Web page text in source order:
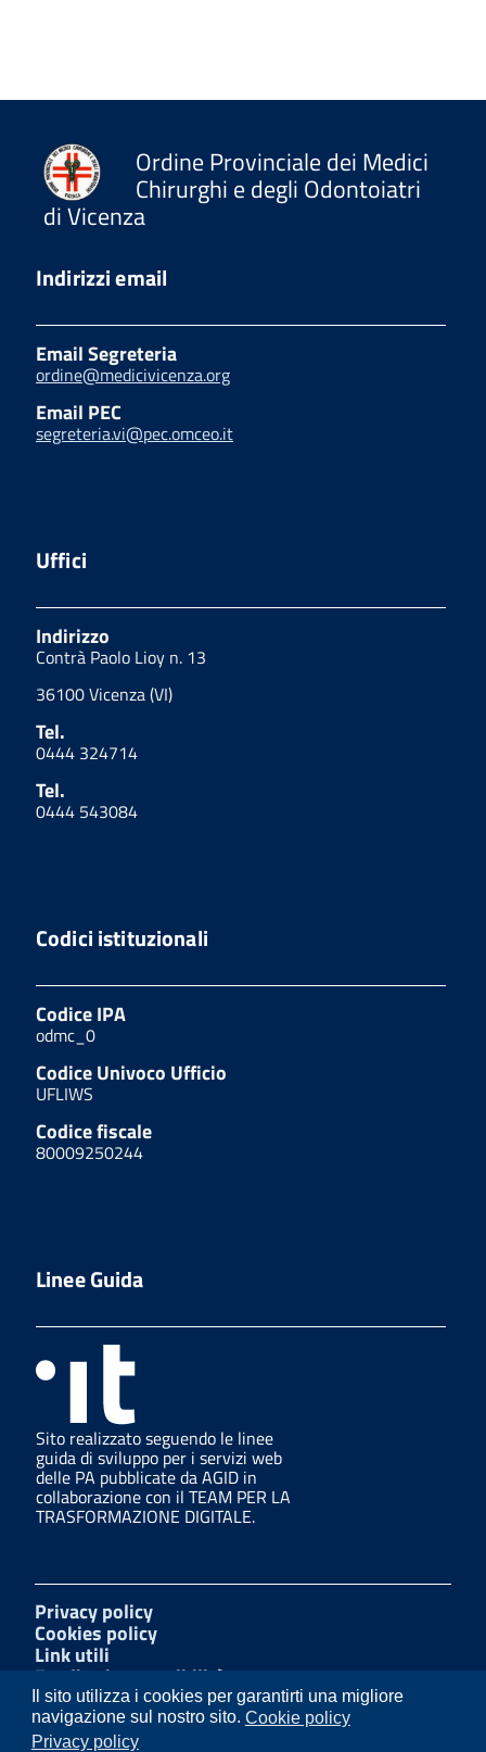
Il sito utilizza i cookies per garantirti una migliore
navigazione sul nostro sito. Cookie policy
Privacy policy
Ordine Provinciale dei Medici
Chirurghi e degli Odontoiatri
di Vicenza
Indirizzi email
Email Segreteria
ordine@medicivicenza.org
Email PEC
segreteria.vi@pec.omceo.it
Uffici
Indirizzo
Contrà Paolo Lioy n. 13
36100 Vicenza (VI)
Tel.
0444 324714
Tel.
0444 543084
Codici istituzionali
Codice IPA
odmc_0
Codice Univoco Ufficio
UFLIWS
Codice fiscale
80009250244
Linee Guida
Sito realizzato seguendo le linee
guida di sviluppo per i servizi web
delle PA pubblicate da AGID in
collaborazione con il TEAM PER LA
TRASFORMAZIONE DIGITALE.
Privacy policy
Cookies policy
Link utili
Feedback accessibilità
Amministrazione trasparente
Mappa del sito
W3C Css